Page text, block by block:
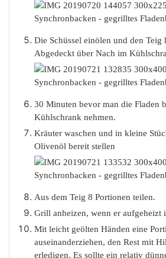
Die Schüssel einölen und den Teig
Abgedeckt über Nach im
30 Minuten bevor man die Fladen
Kühlschrank nehmen.
Kräuter waschen und in kleine
Olivenöl bereit stellen
Aus dem Teig 8 Portionen teilen.
Grill anheizen, wenn er aufgeheizt
Mit leicht geölten Händen eine
auseinanderziehen, den Rest mit
erledigen. Es sollte ein relativ